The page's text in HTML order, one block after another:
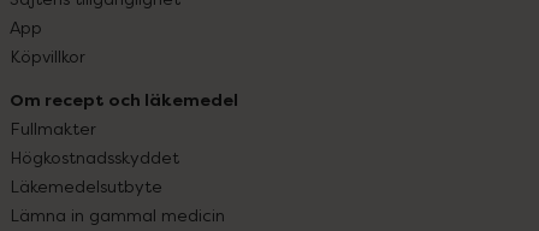
App
Köpvillkor
Om recept och läkemedel
Fullmakter
Högkostnadsskyddet
Läkemedelsutbyte
Lämna in gammal medicin